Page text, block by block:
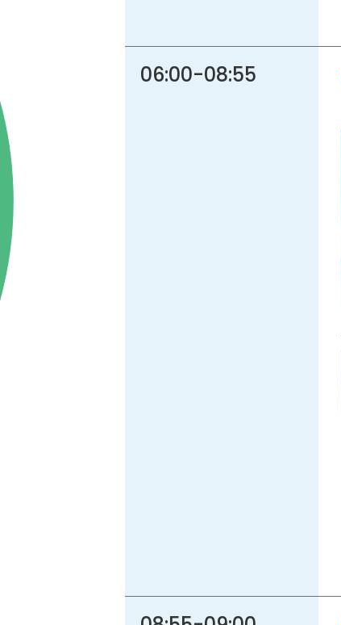
06:00-08:55